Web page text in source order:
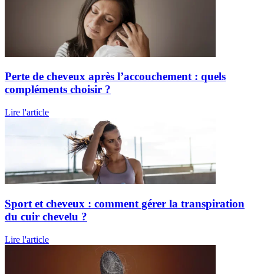
Perte de cheveux après l’accouchement : quels
compléments choisir ?
Lire l'article
Sport et cheveux : comment gérer la transpiration
du cuir chevelu ?
Lire l'article